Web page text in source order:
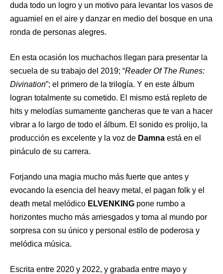
duda todo un logro y un motivo para levantar los vasos de
aguamiel en el aire y danzar en medio del bosque en una
ronda de personas alegres.
En esta ocasión los muchachos llegan para presentar la
secuela de su trabajo del 2019; “Reader Of The Runes:
Divination”; el primero de la trilogía. Y en este álbum
logran totalmente su cometido. El mismo está repleto de
hits y melodías sumamente gancheras que te van a hacer
vibrar a lo largo de todo el álbum. El sonido es prolijo, la
producción es excelente y la voz de Damna está en el
pináculo de su carrera.
Forjando una magia mucho más fuerte que antes y
evocando la esencia del heavy metal, el pagan folk y el
death metal melódico ELVENKING pone rumbo a
horizontes mucho más arriesgados y toma al mundo por
sorpresa con su único y personal estilo de poderosa y
melódica música.
Escrita entre 2020 y 2022, y grabada entre mayo y